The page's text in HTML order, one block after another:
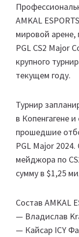
AMKAL
мировой арене,
PGL CS2 Major
крупного
текущем году.
Турнир
в Копенгагене
прошедшие
PGL Major
мейджора по
сумму в $1,25
Состав AMKAL
— Владислав
— Кайсар ICY